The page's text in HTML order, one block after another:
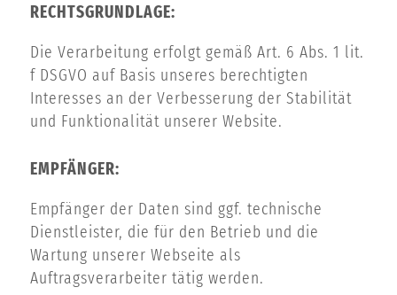
RECHTSGRUNDLAGE:
Die Verarbeitung erfolgt gemäß Art. 6 Abs. 1 lit.
f DSGVO auf Basis unseres berechtigten
Interesses an der Verbesserung der Stabilität
und Funktionalität unserer Website.
EMPFÄNGER:
Empfänger der Daten sind ggf. technische
Dienstleister, die für den Betrieb und die
Wartung unserer Webseite als
Auftragsverarbeiter tätig werden.